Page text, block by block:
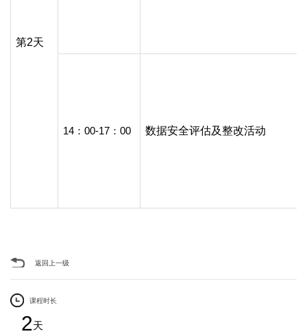
第2天
14：00-17：00 数据安全评估及整改活动
返回上一级
课程时长
2天